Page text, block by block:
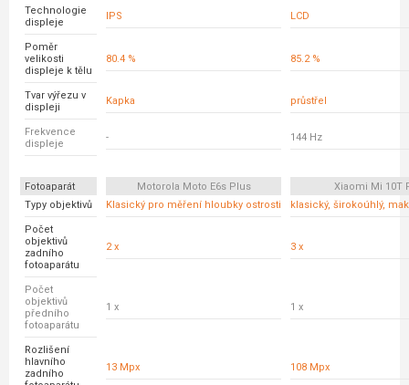
Technologie
displeje
IPS LCD
Poměr
velikosti
displeje k tělu
80.4 % 85.2 %
Tvar výřezu v
displeji
Kapka průstřel
Frekvence
displeje
- 144 Hz
Fotoaparát Motorola Moto E6s Plus
Xiaomi Mi 10T
Typy objektivů
Klasický pro měření hloubky ostrosti klasický, širokoúhlý,
Počet
objektivů
zadního
fotoaparátu
2 x 3 x
Počet
objektivů
předního
fotoaparátu
1 x 1 x
Rozlišení
hlavního
zadního
13 Mpx 108 Mpx